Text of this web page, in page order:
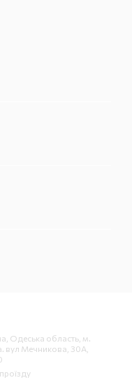
Одеська область, м.
вул Мечникова, 30А,